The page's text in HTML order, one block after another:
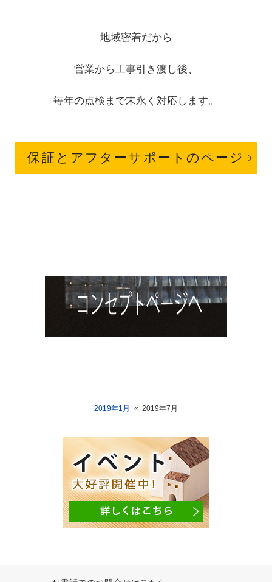
地域密着だから
営業から工事引き渡し後、
毎年の点検まで末永く対応します。
保証とアフターサポートのページ
2019年1月 « 2019年7月